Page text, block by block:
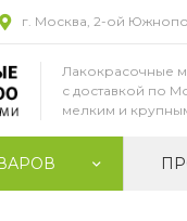
г. Москва, 2-ой
Лакокрасочные
с доставкой по
мелким и